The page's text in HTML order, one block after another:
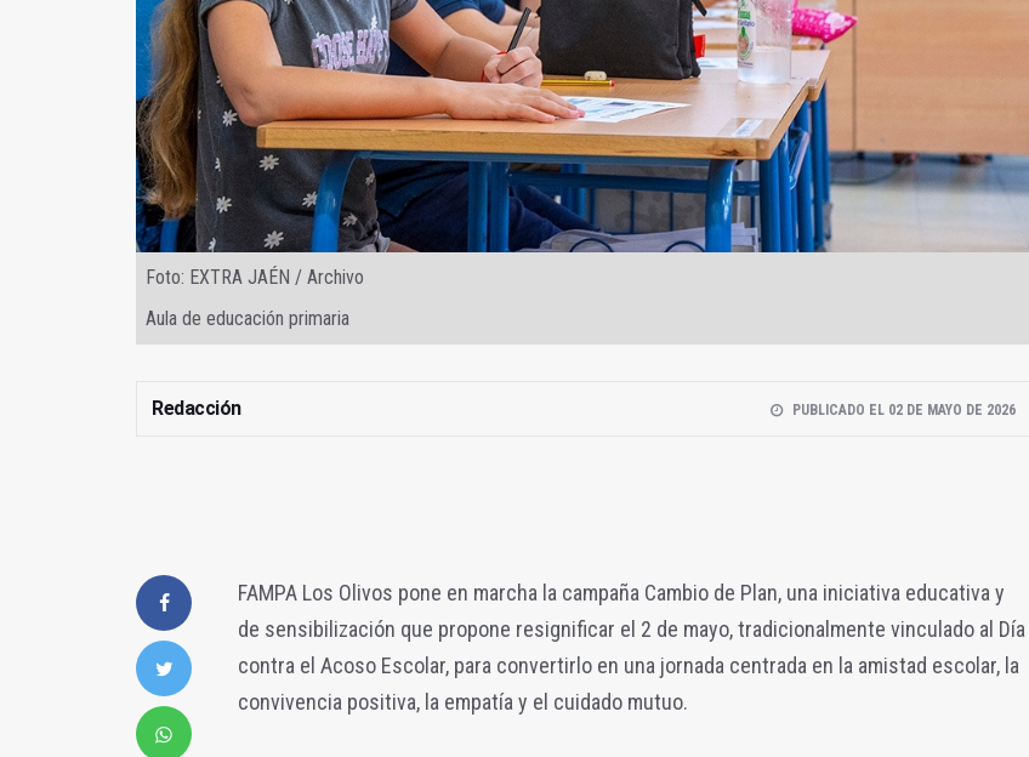
Foto: EXTRA JAÉN / Archivo
Aula de educación primaria
Redacción PUBLICADO EL 02 DE MAYO DE 2026
FAMPA Los Olivos pone en marcha la campaña Cambio de Plan, una iniciativa educativa y
de sensibilización que propone resignificar el 2 de mayo, tradicionalmente vinculado al Día
contra el Acoso Escolar, para convertirlo en una jornada centrada en la amistad escolar, la
convivencia positiva, la empatía y el cuidado mutuo.